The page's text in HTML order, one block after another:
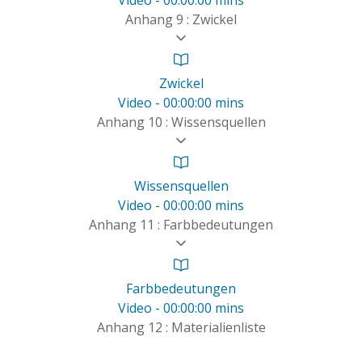
Anhang 9 : Zwickel
Zwickel
Video - 00:00:00 mins
Anhang 10 : Wissensquellen
Wissensquellen
Video - 00:00:00 mins
Anhang 11 : Farbbedeutungen
Farbbedeutungen
Video - 00:00:00 mins
Anhang 12 : Materialienliste